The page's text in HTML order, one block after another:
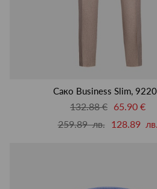
Сако Business Slim,
132.88 € 65.90 €
259.89 лв.
128.89 лв.